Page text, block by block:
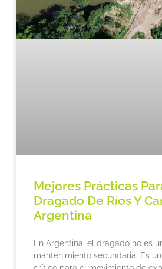
Mejores Prácticas
Dragado De Ríos Y
Argentina
En Argentina, el dragado no es
mantenimiento secundaria. Es